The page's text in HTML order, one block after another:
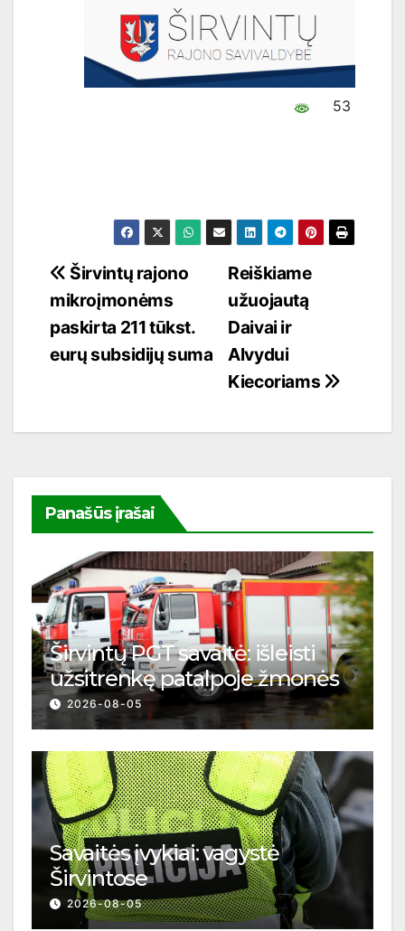
53
Navigacija
tarp
įrašų
Reiškiame
užuojautą
Daivai ir
Alvydui
Kiecoriams
Širvintų rajono
mikroįmonėms
paskirta 211 tūkst.
eurų subsidijų suma
Panašūs įrašai
Širvintų PGT savaitė: išleisti
užsitrenkę patalpoje žmonės
2026-08-05
Savaitės įvykiai: vagystė
Širvintose
2026-08-05